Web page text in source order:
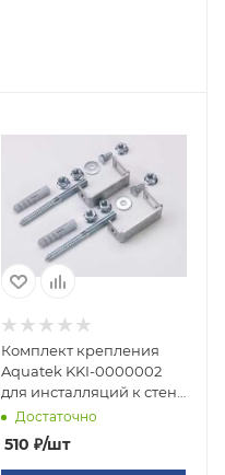
Комплект крепления
Aquatek KKI-0000002
для инсталляций к стене
90-130 мм
Достаточно
510 ₽/шт